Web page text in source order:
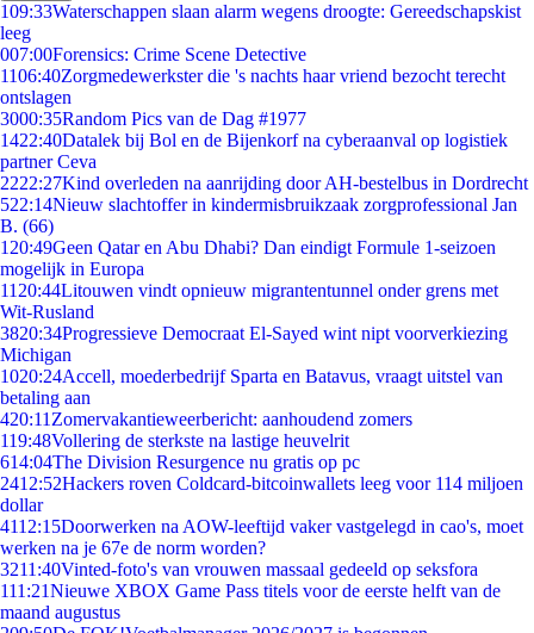
109:33Waterschappen slaan alarm wegens droogte: Gereedschapskist
leeg
007:00Forensics: Crime Scene Detective
1106:40Zorgmedewerkster die 's nachts haar vriend bezocht terecht
ontslagen
3000:35Random Pics van de Dag #1977
1422:40Datalek bij Bol en de Bijenkorf na cyberaanval op logistiek
partner Ceva
2222:27Kind overleden na aanrijding door AH-bestelbus in Dordrecht
522:14Nieuw slachtoffer in kindermisbruikzaak zorgprofessional Jan
B. (66)
1 20:49Geen Qatar en Abu Dhabi? Dan eindigt Formule 1-seizoen
mogelijk in Europa
11 20:44Litouwen vindt opnieuw migrantentunnel onder grens met
Wit-Rusland
3820:34Progressieve Democraat El-Sayed wint nipt voorverkiezing
Michigan
1020:24Accell, moederbedrijf Sparta en Batavus, vraagt uitstel van
betaling aan
420:11 Zomervakantieweerbericht: aanhoudend zomers
119:48Vollering de sterkste na lastige heuvelrit
614:04The Division Resurgence nu gratis op pc
2412:52Hackers roven Coldcard-bitcoinwallets leeg voor 114 miljoen
dollar
4112:15Doorwerken na AOW-leeftijd vaker vastgelegd in cao's, moet
werken na je 67e de norm worden?
3211:40Vinted-foto's van vrouwen massaal gedeeld op seksfora
111:21Nieuwe XBOX Game Pass titels voor de eerste helft van de
maand augustus